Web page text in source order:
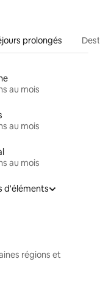
prolongés
au mois
au mois
au mois
d'éléments
régions et